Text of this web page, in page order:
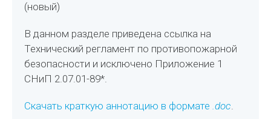
(новый)
В данном разделе приведена ссылка на
Технический регламент по противопожарной
безопасности и исключено Приложение 1
СНиП 2.07.01-89*.
Скачать краткую аннотацию в формате.doc.